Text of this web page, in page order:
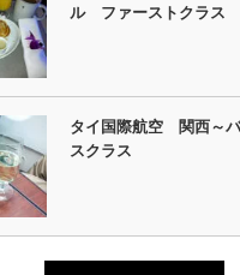
ル ファーストクラス
タイ国際航空 関西～
スクラス